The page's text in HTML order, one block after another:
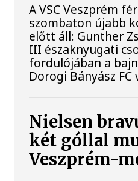
A VSC Veszprém
szombaton újabb
előtt áll: Gunther
III északnyugati
fordulójában a
Dorogi Bányász FC
Nielsen
két góllal
Veszprém-